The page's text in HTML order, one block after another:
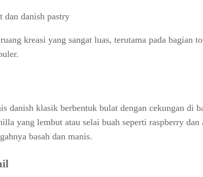
kreasi yang sangat luas, terutama pada bagian
danish klasik berbentuk bulat dengan cekungan di
yang lembut atau selai buah seperti raspberry dan
basah dan manis.